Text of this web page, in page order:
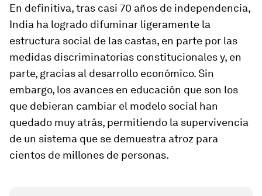
En definitiva, tras casi 70 años de independencia,
India ha logrado difuminar ligeramente la
estructura social de las castas, en parte por las
medidas discriminatorias constitucionales y, en
parte, gracias al desarrollo económico. Sin
embargo, los avances en educación que son los
que debieran cambiar el modelo social han
quedado muy atrás, permitiendo la supervivencia
de un sistema que se demuestra atroz para
cientos de millones de personas.